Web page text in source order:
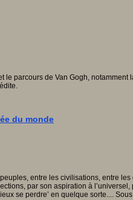
le parcours de Van Gogh,
du monde
entre les civilisations, entre
par son aspiration à
se perdre’ en quelque sorte....